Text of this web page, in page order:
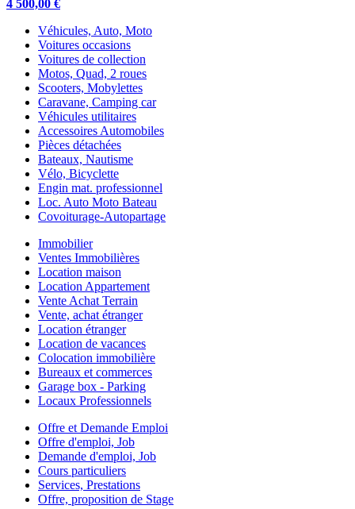
4 500,00 €
Véhicules, Auto, Moto
Voitures occasions
Voitures de collection
Motos, Quad, 2 roues
Scooters, Mobylettes
Caravane, Camping car
Véhicules utilitaires
Accessoires Automobiles
Pièces détachées
Bateaux, Nautisme
Vélo, Bicyclette
Engin mat. professionnel
Loc. Auto Moto Bateau
Covoiturage-Autopartage
Immobilier
Ventes Immobilières
Location maison
Location Appartement
Vente Achat Terrain
Vente, achat étranger
Location étranger
Location de vacances
Colocation immobilière
Bureaux et commerces
Garage box - Parking
Locaux Professionnels
Offre et Demande Emploi
Offre d'emploi, Job
Demande d'emploi, Job
Cours particuliers
Services, Prestations
Offre, proposition de Stage